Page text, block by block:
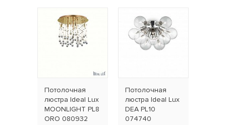
Потолочная
люстра Ideal Lux
MOONLIGHT PL8
ORO 080932
Потолочная
люстра Ideal Lux
DEA PL10
074740